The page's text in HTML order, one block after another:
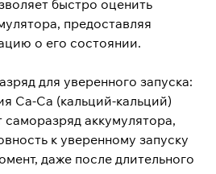
быстро оценить
предоставляя
о его состоянии.
для уверенного запуска:
Ca-Ca (кальций-кальций)
саморазряд аккумулятора,
к уверенному запуску
даже после длительного